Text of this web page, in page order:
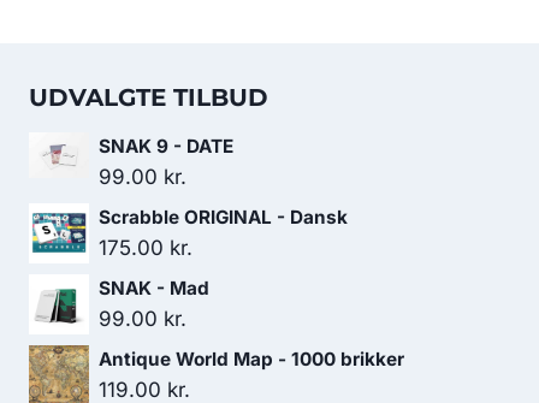
UDVALGTE TILBUD
SNAK 9 - DATE
99.00 kr.
Scrabble ORIGINAL - Dansk
175.00 kr.
SNAK - Mad
99.00 kr.
Antique World Map - 1000 brikker
119.00 kr.